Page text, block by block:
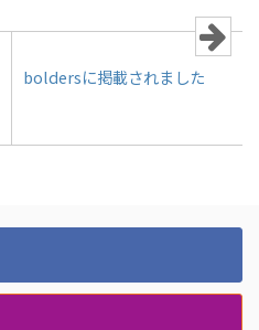
boldersに掲載されました